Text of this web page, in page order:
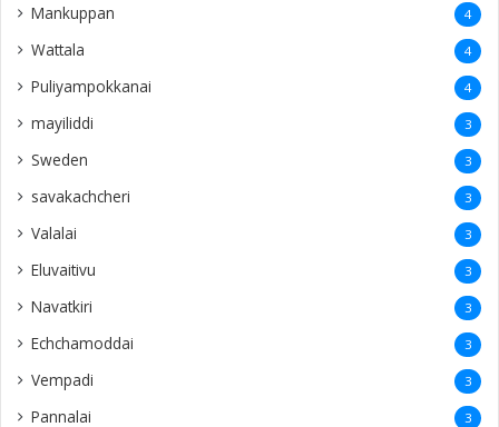
Mankuppan 4
Wattala 4
Puliyampokkanai 4
mayiliddi 3
Sweden 3
savakachcheri 3
Valalai 3
Eluvaitivu 3
Navatkiri 3
Echchamoddai 3
Vempadi 3
Pannalai 3